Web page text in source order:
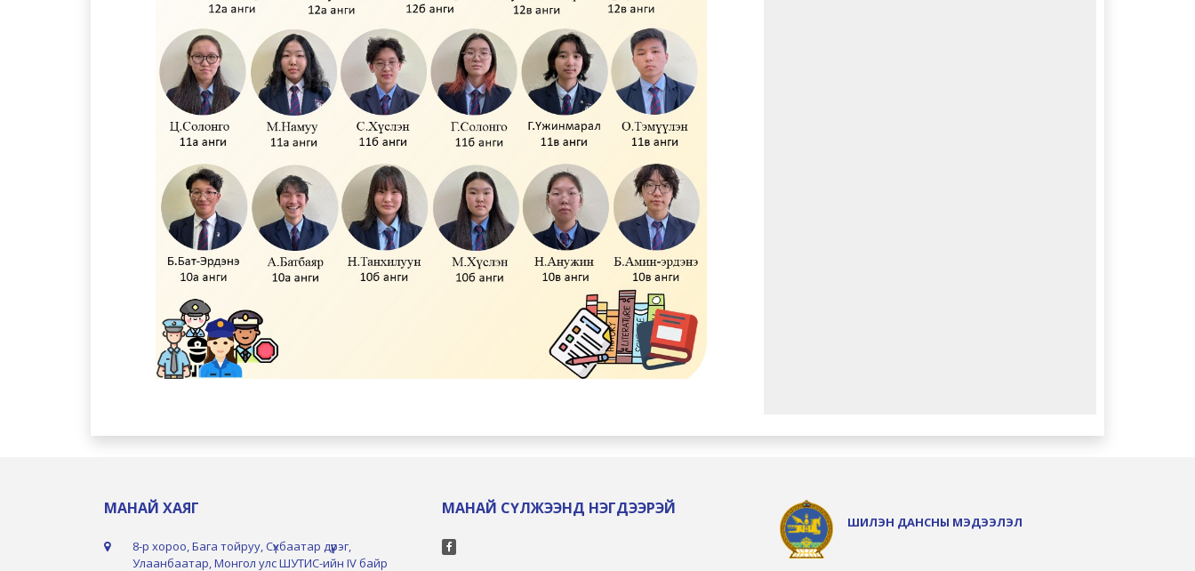
МАНАЙ ХАЯГ
8-р хороо, Бага тойруу, Сүхбаатар дүүрэг,
Улаанбаатар, Монгол улс ШУТИС-ийн IV байр
МАНАЙ СҮЛЖЭЭНД НЭГДЭЭРЭЙ
ШИЛЭН ДАНСНЫ МЭДЭЭЛЭЛ